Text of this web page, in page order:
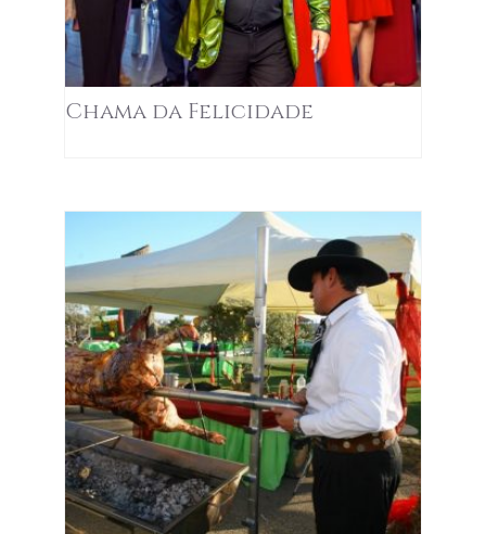
Chama da Felicidade